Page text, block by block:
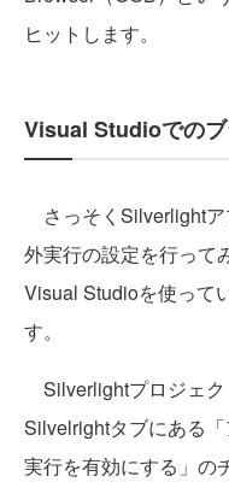
ヒットします。
Visual Studioでの
さっそくSilverlight
外実行の設定を行って
Visual Studioを使って
す。
Silverlightプロジェク
Silvelrightタブにある
実行を有効にする」の